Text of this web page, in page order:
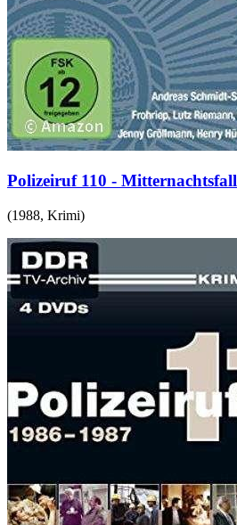
Polizeiruf 110 - Mitternachtsfall
(1988, Krimi)